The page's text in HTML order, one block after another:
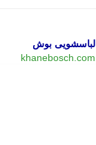
لباسشویی بوش
khanebosch.com